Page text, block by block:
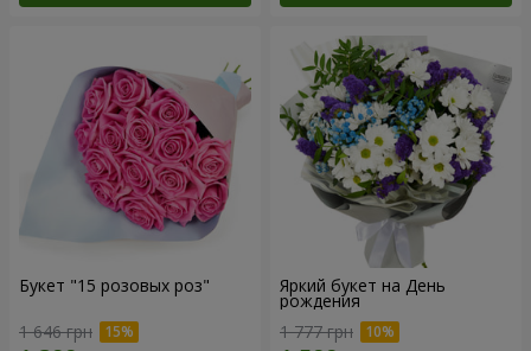
Букет "15 розовых роз"
1 646 грн
Яркий букет на День
рождения
1 777 грн